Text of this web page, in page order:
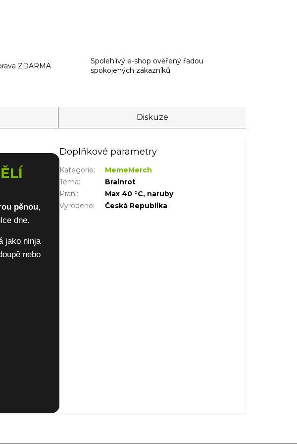
ZDARMA
Spolehlivý e-shop ověřený řadou
spokojených zákazníků
Diskuze
pěnou,
dne.
jako ninja
nebo
Doplňkové parametry
Kategorie:
MemeMerch
Téma:
Brainrot
Praní:
Max 40 °C, naruby
Vyrobeno: Česká Republika